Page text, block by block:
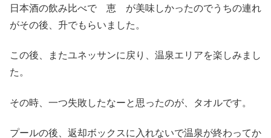
日本酒の飲み比べで 恵 が美味しかったのでうちの連れ
がその後、升でもらいました。
この後、またユネッサンに戻り、温泉エリアを楽しみまし
た。
その時、一つ失敗したなーと思ったのが、タオルです。
プールの後、返却ボックスに入れないで温泉が終わってか